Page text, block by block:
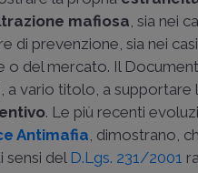
mafiosa, sia nei
di prevenzione, sia nei
del mercato. Il
vario titolo, a supportare
. Le più recenti
Antimafia, dimostrano,
sensi del D.Lgs. 231/2001
UNI/
La